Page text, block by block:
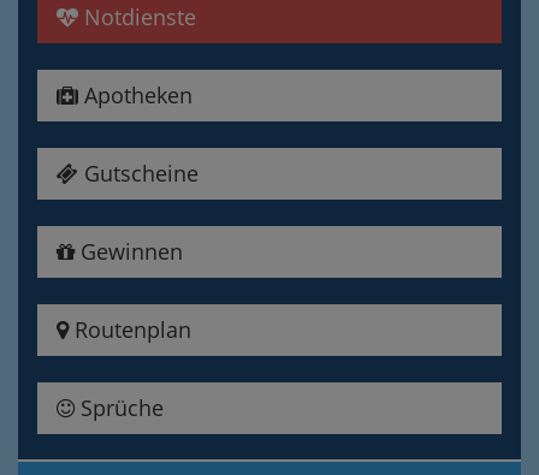
Notdienste
Apotheken
Gutscheine
Gewinnen
Routenplan
Sprüche